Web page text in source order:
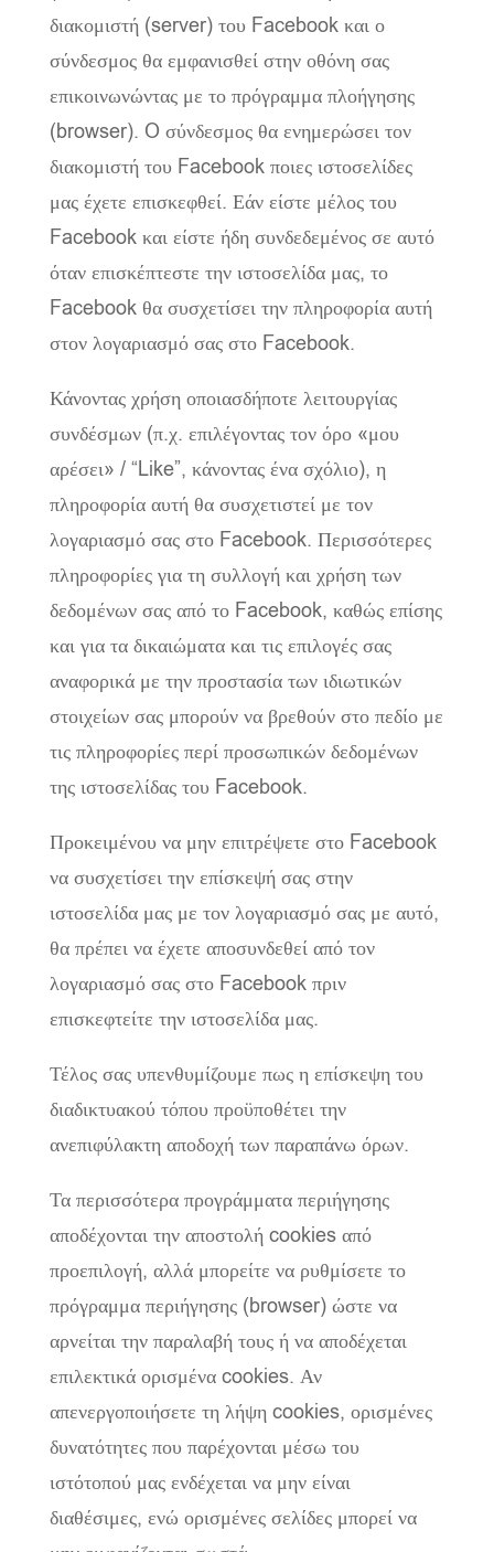
διακομιστή (server) του Facebook και ο
σύνδεσμος θα εμφανισθεί στην οθόνη σας
επικοινωνώντας με το πρόγραμμα πλοήγησης
(browser). O σύνδεσμος θα ενημερώσει τον
διακομιστή του Facebook ποιες ιστοσελίδες
μας έχετε επισκεφθεί. Εάν είστε μέλος του
Facebook και είστε ήδη συνδεδεμένος σε αυτό
όταν επισκέπτεστε την ιστοσελίδα μας, το
Facebook θα συσχετίσει την πληροφορία αυτή
στον λογαριασμό σας στο Facebook.
Κάνοντας χρήση οποιασδήποτε λειτουργίας
συνδέσμων (π.χ. επιλέγοντας τον όρο «μου
αρέσει» / “Like”, κάνοντας ένα σχόλιο), η
πληροφορία αυτή θα συσχετιστεί με τον
λογαριασμό σας στο Facebook. Περισσότερες
πληροφορίες για τη συλλογή και χρήση των
δεδομένων σας από το Facebook, καθώς επίσης
και για τα δικαιώματα και τις επιλογές σας
αναφορικά με την προστασία των ιδιωτικών
στοιχείων σας μπορούν να βρεθούν στο πεδίο με
τις πληροφορίες περί προσωπικών δεδομένων
της ιστοσελίδας του Facebook.
Προκειμένου να μην επιτρέψετε στο Facebook
να συσχετίσει την επίσκεψή σας στην
ιστοσελίδα μας με τον λογαριασμό σας με αυτό,
θα πρέπει να έχετε αποσυνδεθεί από τον
λογαριασμό σας στο Facebook πριν
επισκεφτείτε την ιστοσελίδα μας.
Τέλος σας υπενθυμίζουμε πως η επίσκεψη του
διαδικτυακού τόπου προϋποθέτει την
ανεπιφύλακτη αποδοχή των παραπάνω όρων.
Τα περισσότερα προγράμματα περιήγησης
αποδέχονται την αποστολή cookies από
προεπιλογή, αλλά μπορείτε να ρυθμίσετε το
πρόγραμμα περιήγησης (browser) ώστε να
αρνείται την παραλαβή τους ή να αποδέχεται
επιλεκτικά ορισμένα cookies. Αν
απενεργοποιήσετε τη λήψη cookies, ορισμένες
δυνατότητες που παρέχονται μέσω του
ιστότοπού μας ενδέχεται να μην είναι
διαθέσιμες, ενώ ορισμένες σελίδες μπορεί να